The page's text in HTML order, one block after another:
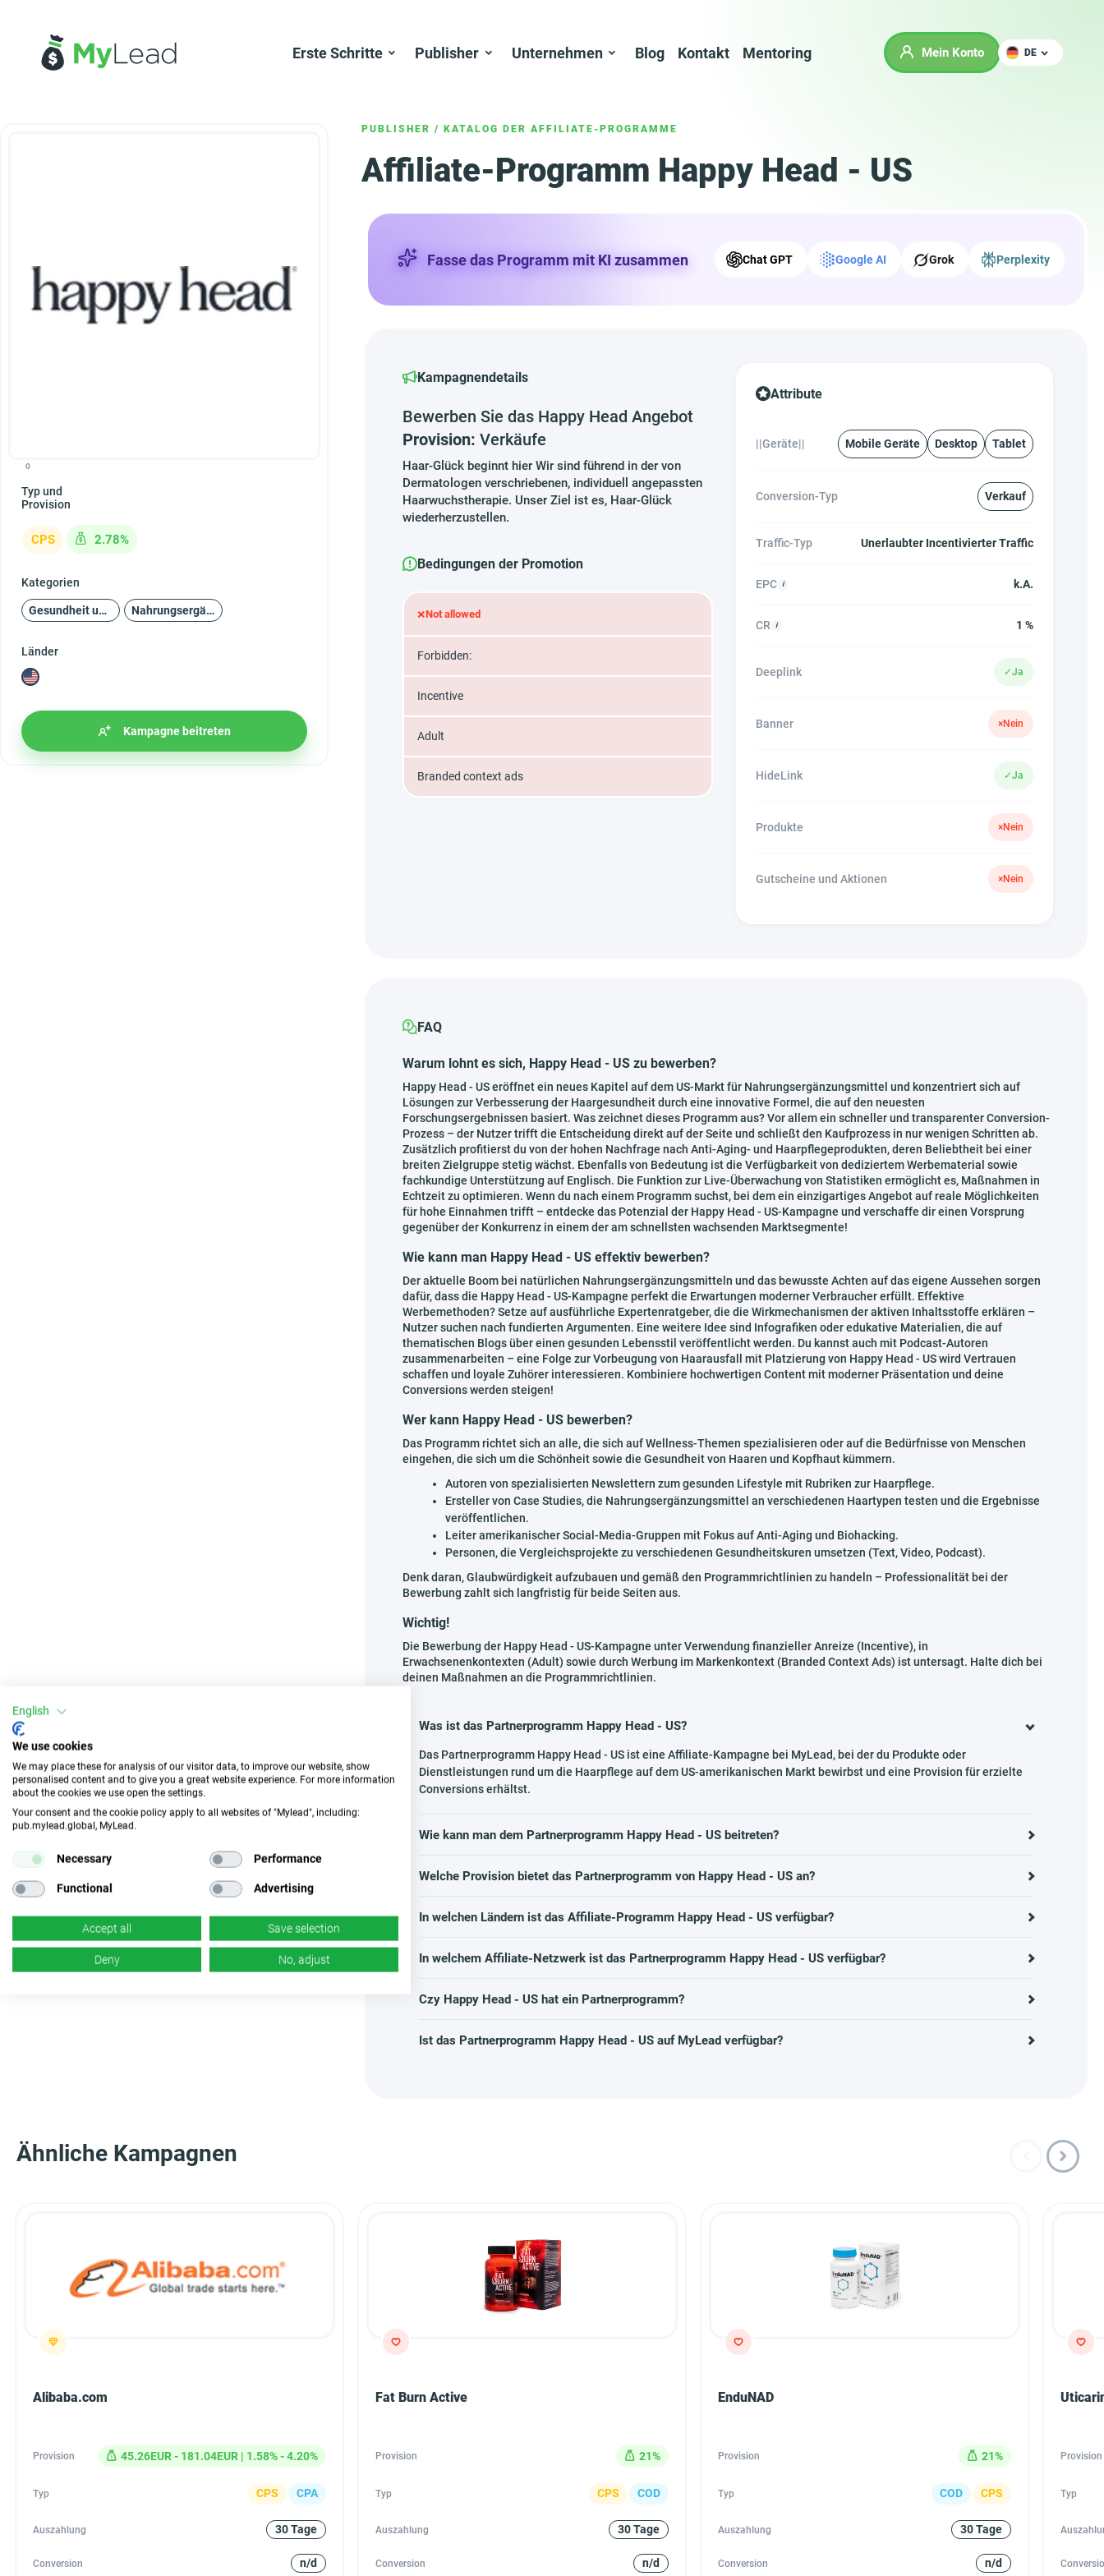
Erste Schritte Publisher Unternehmen Blog Kontakt Mentoring Mein Konto DE
PUBLISHER / KATALOG DER AFFILIATE-PROGRAMME
Affiliate-Programm Happy Head - US
0
Typ und
Provision
CPS 2.78%
Kategorien
Gesundheit und Schönheit Nahrungsergänzungsmittel
Länder
Kampagne beitreten
Fasse das Programm mit KI zusammen Chat GPT Google AI Grok Perplexity
Kampagnendetails
Bewerben Sie das Happy Head Angebot
Provision: Verkäufe
Haar-Glück beginnt hier Wir sind führend in der von
Dermatologen verschriebenen, individuell angepassten
Haarwuchstherapie. Unser Ziel ist es, Haar-Glück
wiederherzustellen.
Bedingungen der Promotion
×Not allowed
Forbidden:
Incentive
Adult
Branded context ads
Attribute
||Geräte|| Mobile Geräte Desktop Tablet
Conversion-Typ Verkauf
Traffic-Typ Unerlaubter Incentivierter Traffic
EPC k.A.
CR 1 %
Deeplink ✓Ja
Banner ×Nein
HideLink ✓Ja
Produkte ×Nein
Gutscheine und Aktionen ×Nein
FAQ
Warum lohnt es sich, Happy Head - US zu bewerben?
Happy Head - US eröffnet ein neues Kapitel auf dem US-Markt für Nahrungsergänzungsmittel und konzentriert sich auf
Lösungen zur Verbesserung der Haargesundheit durch eine innovative Formel, die auf den neuesten
Forschungsergebnissen basiert. Was zeichnet dieses Programm aus? Vor allem ein schneller und transparenter Conversion-
Prozess – der Nutzer trifft die Entscheidung direkt auf der Seite und schließt den Kaufprozess in nur wenigen Schritten ab.
Zusätzlich profitierst du von der hohen Nachfrage nach Anti-Aging- und Haarpflegeprodukten, deren Beliebtheit bei einer
breiten Zielgruppe stetig wächst. Ebenfalls von Bedeutung ist die Verfügbarkeit von dediziertem Werbematerial sowie
fachkundige Unterstützung auf Englisch. Die Funktion zur Live-Überwachung von Statistiken ermöglicht es, Maßnahmen in
Echtzeit zu optimieren. Wenn du nach einem Programm suchst, bei dem ein einzigartiges Angebot auf reale Möglichkeiten
für hohe Einnahmen trifft – entdecke das Potenzial der Happy Head - US-Kampagne und verschaffe dir einen Vorsprung
gegenüber der Konkurrenz in einem der am schnellsten wachsenden Marktsegmente!
Wie kann man Happy Head - US effektiv bewerben?
Der aktuelle Boom bei natürlichen Nahrungsergänzungsmitteln und das bewusste Achten auf das eigene Aussehen sorgen
dafür, dass die Happy Head - US-Kampagne perfekt die Erwartungen moderner Verbraucher erfüllt. Effektive
Werbemethoden? Setze auf ausführliche Expertenratgeber, die die Wirkmechanismen der aktiven Inhaltsstoffe erklären –
Nutzer suchen nach fundierten Argumenten. Eine weitere Idee sind Infografiken oder edukative Materialien, die auf
thematischen Blogs über einen gesunden Lebensstil veröffentlicht werden. Du kannst auch mit Podcast-Autoren
zusammenarbeiten – eine Folge zur Vorbeugung von Haarausfall mit Platzierung von Happy Head - US wird Vertrauen
schaffen und loyale Zuhörer interessieren. Kombiniere hochwertigen Content mit moderner Präsentation und deine
Conversions werden steigen!
Wer kann Happy Head - US bewerben?
Das Programm richtet sich an alle, die sich auf Wellness-Themen spezialisieren oder auf die Bedürfnisse von Menschen
eingehen, die sich um die Schönheit sowie die Gesundheit von Haaren und Kopfhaut kümmern.
Autoren von spezialisierten Newslettern zum gesunden Lifestyle mit Rubriken zur Haarpflege.
Ersteller von Case Studies, die Nahrungsergänzungsmittel an verschiedenen Haartypen testen und die Ergebnisse
veröffentlichen.
Leiter amerikanischer Social-Media-Gruppen mit Fokus auf Anti-Aging und Biohacking.
Personen, die Vergleichsprojekte zu verschiedenen Gesundheitskuren umsetzen (Text, Video, Podcast).
Denk daran, Glaubwürdigkeit aufzubauen und gemäß den Programmrichtlinien zu handeln – Professionalität bei der
Bewerbung zahlt sich langfristig für beide Seiten aus.
Wichtig!
Die Bewerbung der Happy Head - US-Kampagne unter Verwendung finanzieller Anreize (Incentive), in
Erwachsenenkontexten (Adult) sowie durch Werbung im Markenkontext (Branded Context Ads) ist untersagt. Halte dich bei
deinen Maßnahmen an die Programmrichtlinien.
Was ist das Partnerprogramm Happy Head - US?
Das Partnerprogramm Happy Head - US ist eine Affiliate-Kampagne bei MyLead, bei der du Produkte oder
Dienstleistungen rund um die Haarpflege auf dem US-amerikanischen Markt bewirbst und eine Provision für erzielte
Conversions erhältst.
Wie kann man dem Partnerprogramm Happy Head - US beitreten?
Welche Provision bietet das Partnerprogramm von Happy Head - US an?
In welchen Ländern ist das Affiliate-Programm Happy Head - US verfügbar?
In welchem Affiliate-Netzwerk ist das Partnerprogramm Happy Head - US verfügbar?
Czy Happy Head - US hat ein Partnerprogramm?
Ist das Partnerprogramm Happy Head - US auf MyLead verfügbar?
Ähnliche Kampagnen
Alibaba.com
Provision 45.26EUR - 181.04EUR | 1.58% - 4.20%
Typ CPS CPA
Auszahlung 30 Tage
Conversion n/d
Fat Burn Active
Provision 21%
Typ CPS COD
Auszahlung 30 Tage
Conversion n/d
EnduNAD
Provision 21%
Typ COD CPS
Auszahlung 30 Tage
Conversion n/d
Provision
Typ
English
We use cookies
We may place these for analysis of our visitor data, to improve our website, show
personalised content and to give you a great website experience. For more information
about the cookies we use open the settings.
Your consent and the cookie policy apply to all websites of "Mylead", including:
pub.mylead.global, MyLead.
Necessary Performance
Functional Advertising
Accept all Save selection
Deny No, adjust